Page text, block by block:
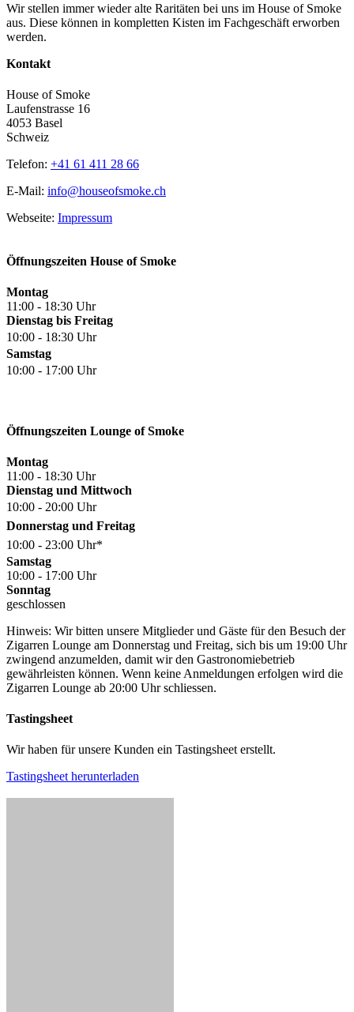
Wir stellen immer wieder alte Raritäten bei uns im House of Smoke
aus. Diese können in kompletten Kisten im Fachgeschäft erworben
werden.
Kontakt
House of Smoke
Laufenstrasse 16
4053 Basel
Schweiz
Telefon: +41 61 411 28 66
E-Mail: info@houseofsmoke.ch
Webseite: Impressum
Öffnungszeiten House of Smoke
Montag
11:00 - 18:30 Uhr
Dienstag bis Freitag
10:00 - 18:30 Uhr
Samstag
10:00 - 17:00 Uhr
Öffnungszeiten Lounge of Smoke
Montag
11:00 - 18:30 Uhr
Dienstag und Mittwoch
10:00 - 20:00 Uhr
Donnerstag und Freitag
10:00 - 23:00 Uhr*
Samstag
10:00 - 17:00 Uhr
Sonntag
geschlossen
Hinweis: Wir bitten unsere Mitglieder und Gäste für den Besuch der
Zigarren Lounge am Donnerstag und Freitag, sich bis um 19:00 Uhr
zwingend anzumelden, damit wir den Gastronomiebetrieb
gewährleisten können. Wenn keine Anmeldungen erfolgen wird die
Zigarren Lounge ab 20:00 Uhr schliessen.
Tastingsheet
Wir haben für unsere Kunden ein Tastingsheet erstellt.
Tastingsheet herunterladen